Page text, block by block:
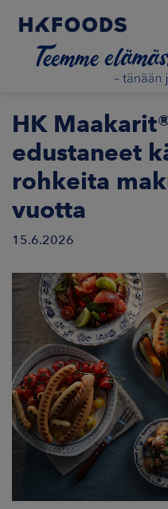
ETUSIVU
MEISTÄ
UUTISHUONE
HK
edustaneet
rohkeita
vuotta
15.6.2026